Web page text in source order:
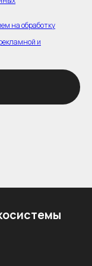
на обработку
и